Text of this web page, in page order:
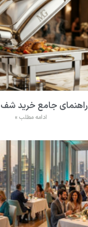
راهنمای جامع خرید
ادامه مطلب »